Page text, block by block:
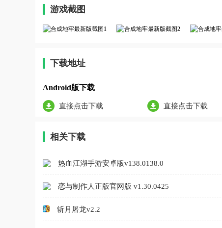
游戏截图
下载地址
Android版下载
直接点击下载 直接点击下载
相关下载
热血江湖手游安卓版v138.0138.0
恋与制作人正版官网版 v1.30.0425
斩月屠龙v2.2